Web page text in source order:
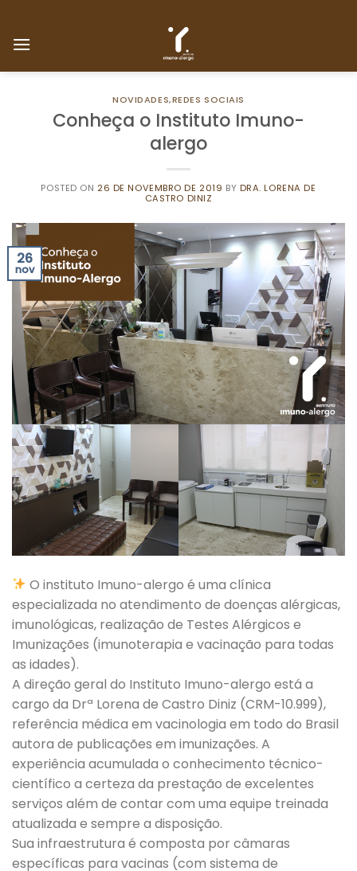
content
NOVIDADES,REDES SOCIAIS
Conheça o Instituto Imuno-
alergo
POSTED ON 26 DE NOVEMBRO DE 2019 BY DRA. LORENA DE
CASTRO DINIZ
26
nov
O instituto Imuno-alergo é uma clínica
especializada no atendimento de doenças alérgicas,
imunológicas, realização de Testes Alérgicos e
Imunizações (imunoterapia e vacinação para todas
as idades).
A direção geral do Instituto Imuno-alergo está a
cargo da Drª Lorena de Castro Diniz (CRM-10.999),
referência médica em vacinologia em todo do Brasil
autora de publicações em imunizações. A
experiência acumulada o conhecimento técnico-
científico a certeza da prestação de excelentes
serviços além de contar com uma equipe treinada
atualizada e sempre a disposição.
Sua infraestrutura é composta por câmaras
específicas para vacinas (com sistema de